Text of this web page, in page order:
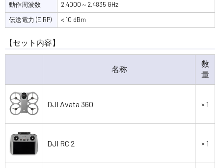
動作周波数
2.4000～2.4835 GHz
伝送電力 (EIRP)
< 10 dBm
【セット内容】
名称
数
量
DJI Avata 360 × 1
DJI RC 2 × 1